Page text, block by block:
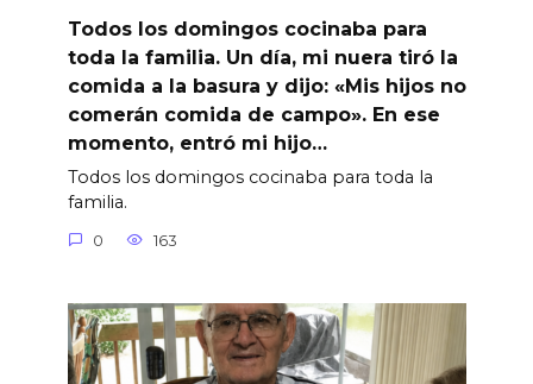
Todos los domingos cocinaba para
toda la familia. Un día, mi nuera tiró la
comida a la basura y dijo: «Mis hijos no
comerán comida de campo». En ese
momento, entró mi hijo…
Todos los domingos cocinaba para toda la
familia.
0 163